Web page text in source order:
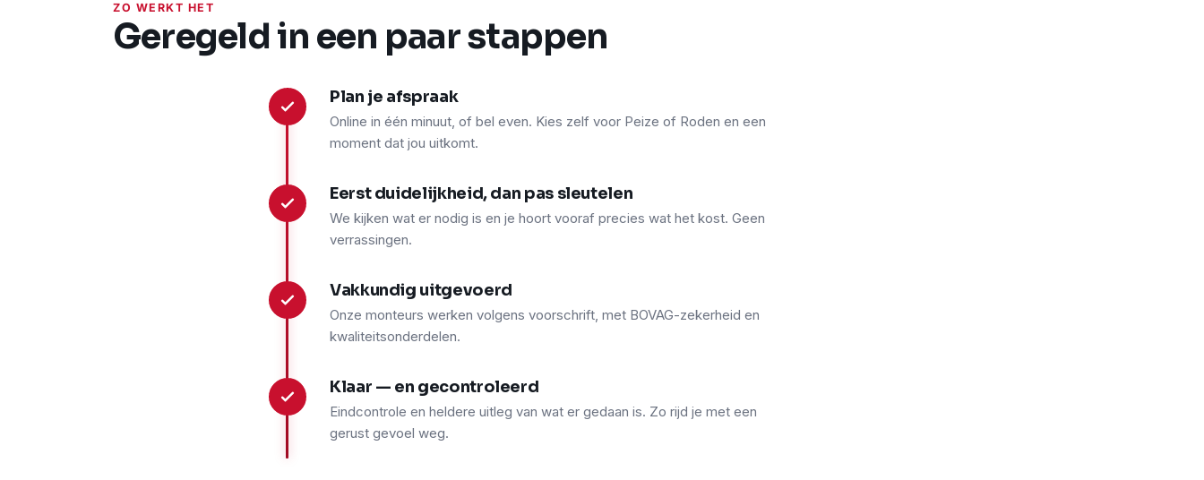
ZO WERKT HET
Geregeld in een paar stappen
1 Plan je afspraak
Online in één minuut, of bel even. Kies zelf voor Peize of Roden en een
moment dat jou uitkomt.
2 Eerst duidelijkheid, dan pas sleutelen
We kijken wat er nodig is en je hoort vooraf precies wat het kost. Geen
verrassingen.
3 Vakkundig uitgevoerd
Onze monteurs werken volgens voorschrift, met BOVAG-zekerheid en
kwaliteitsonderdelen.
4 Klaar — en gecontroleerd
Eindcontrole en heldere uitleg van wat er gedaan is. Zo rijd je met een
gerust gevoel weg.